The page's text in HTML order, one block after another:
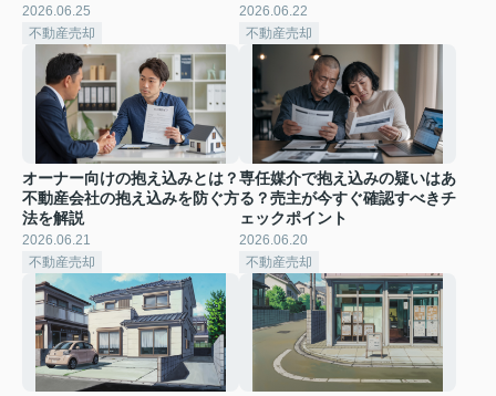
2026.06.25
不動産売却
2026.06.22
不動産売却
オーナー向けの抱え込みとは？
不動産会社の抱え込みを防ぐ方
法を解説
2026.06.21
不動産売却
専任媒介で抱え込みの疑いはあ
る？売主が今すぐ確認すべきチ
ェックポイント
2026.06.20
不動産売却